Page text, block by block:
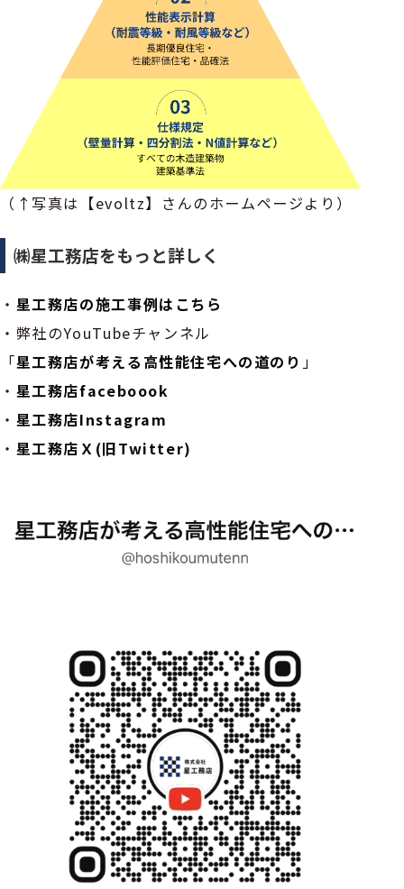
（↑写真は【evoltz】さんのホームページより）
㈱星工務店をもっと詳しく
・ 星工務店の施工事例はこちら
・弊社のYouTubeチャンネル
「星工務店が考える高性能住宅への道のり 」
・ 星工務店faceboook
・ 星工務店Instagram
・ 星工務店Ｘ(旧Twitter)